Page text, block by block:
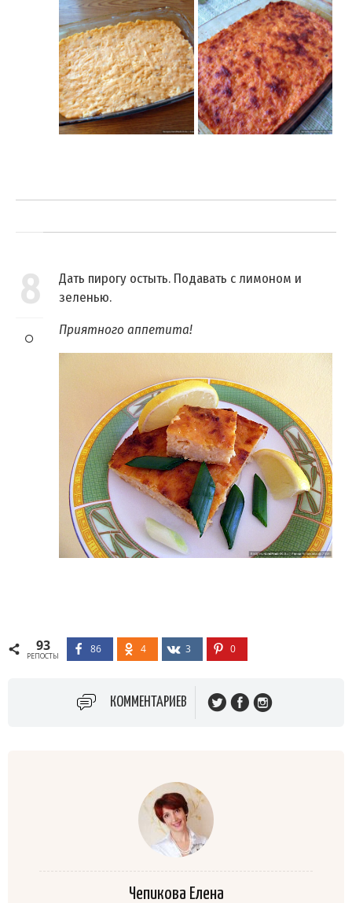
8
Дать пирогу остыть. Подавать с лимоном и
зеленью.
Приятного аппетита!
93
РЕПОСТЫ
86 4 3 0
КОММЕНТАРИЕВ
Чепикова Елена